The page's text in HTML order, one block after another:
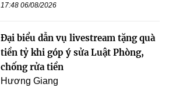
17:48 06/08/2026
Đại biểu dẫn vụ livestream tặng quà
tiền tỷ khi góp ý sửa Luật Phòng,
chống rửa tiền
Hương Giang